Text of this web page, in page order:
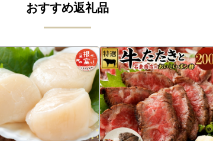
おすすめ返礼品